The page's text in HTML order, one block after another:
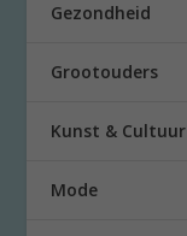
Gezondheid
Grootouders
Kunst & Cultuur
Mode